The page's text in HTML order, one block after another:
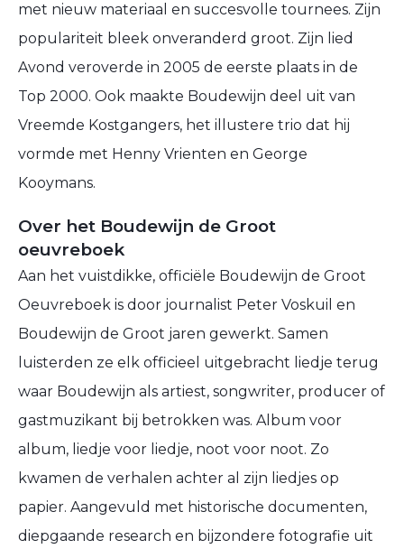
met nieuw materiaal en succesvolle tournees. Zijn
populariteit bleek onveranderd groot. Zijn lied
Avond veroverde in 2005 de eerste plaats in de
Top 2000. Ook maakte Boudewijn deel uit van
Vreemde Kostgangers, het illustere trio dat hij
vormde met Henny Vrienten en George
Kooymans.
Over het Boudewijn de Groot
oeuvreboek
Aan het vuistdikke, officiële Boudewijn de Groot
Oeuvreboek is door journalist Peter Voskuil en
Boudewijn de Groot jaren gewerkt. Samen
luisterden ze elk officieel uitgebracht liedje terug
waar Boudewijn als artiest, songwriter, producer of
gastmuzikant bij betrokken was. Album voor
album, liedje voor liedje, noot voor noot. Zo
kwamen de verhalen achter al zijn liedjes op
papier. Aangevuld met historische documenten,
diepgaande research en bijzondere fotografie uit